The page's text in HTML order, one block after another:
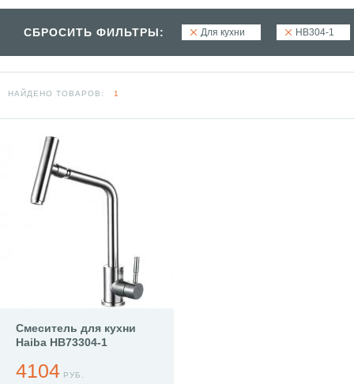
СБРОСИТЬ ФИЛЬТРЫ: Для кухни HB304-1
НАЙДЕНО ТОВАРОВ: 1
Смеситель для кухни
Haiba HB73304-1
4104 РУБ.